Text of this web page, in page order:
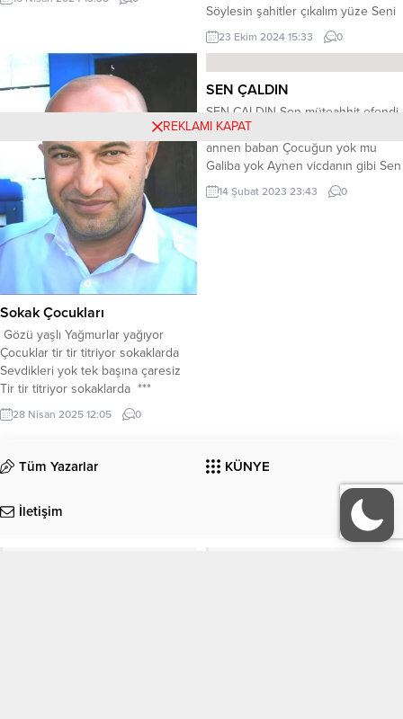
mutlaka bulunur evlerimizde
ikram için şeker bulunduruldu.
Gözlemlediğim kadarıyla bazı aileler
şeker alırken iki cins...
Söylesin şahitler çıkalım yüze Seni
en çok seven gönül kazansın ***
Divane geçtiğim yollar söylesin
Sor kanadı kırık kuşlar söylesin
Seni en çok seven gönül kazansın
*** Ateş yaktığını irşad eylemez
23 Ekim 2024 15:33 0
Sokak Çocukları
Gözü yaşlı Yağmurlar yağıyor
Çocuklar tir tir titriyor sokaklarda
Sevdikleri yok tek başına çaresiz
Tir tir titriyor sokaklarda ***
Sığınacak bir liman arıyorlar
sabahlara Kadar Gözlerinde
Çaresizlik içinde kıvranıyor sokak
çocukları Sabahlara kadar
Mutlu olan insanlara bakıp h
28 Nisan 2025 12:05 0
SEN ÇALDIN
SEN ÇALDIN Sen müteahhit efendi
Senin vicdanın yok mu Senin
annen baban Çocuğun yok mu
Galiba yok Aynen vicdanın gibi Sen
betonu demiri çalmadın Sen benim
annemi babamı Vede benim
14 Şubat 2023 23:43 0
Tüm Yazarlar KÜNYE
İletişim
REKLAMI KAPAT